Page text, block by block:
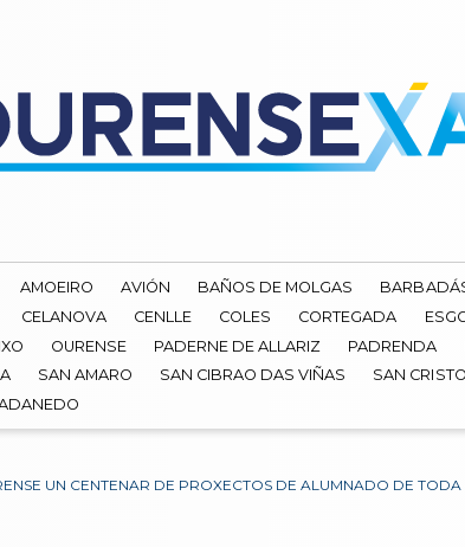
AMOEIRO AVIÓN BAÑOS DE MOLGAS
CELANOVA CENLLE COLES CORTEGADA
OURENSE PADERNE DE ALLARIZ PADRENDA
SAN AMARO SAN CIBRAO DAS VIÑAS SAN
UN CENTENAR DE PROXECTOS DE ALUMNADO DE TODA